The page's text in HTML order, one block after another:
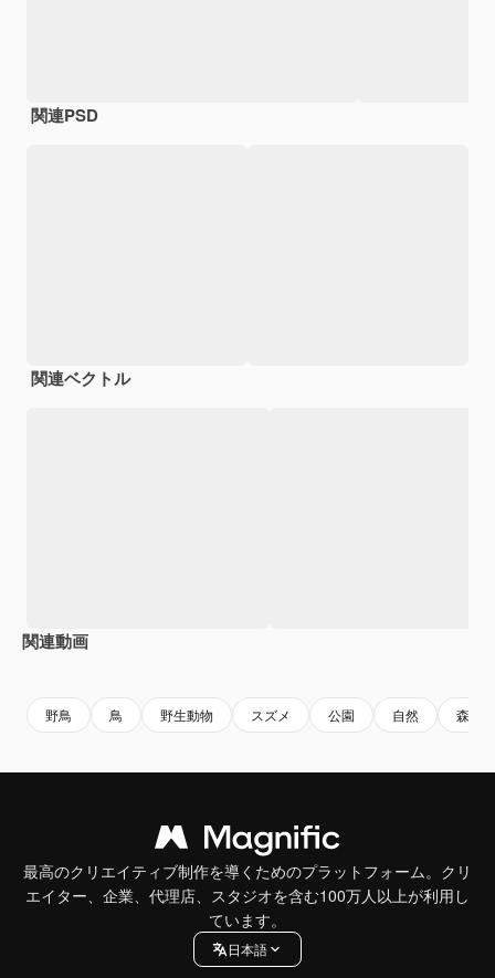
関連PSD
関連ベクトル
関連動画
野鳥 鳥 野生動物 スズメ 公園 自然 森林
最高のクリエイティブ制作を導くためのプラットフォーム。クリ
エイター、企業、代理店、スタジオを含む100万人以上が利用し
ています。
日本語